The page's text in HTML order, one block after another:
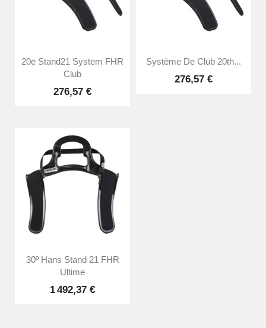
20e Stand21 System FHR
Club
276,57 €
Système De Club 20th...
276,57 €
30º Hans Stand 21 FHR
Ultime
1 492,37 €